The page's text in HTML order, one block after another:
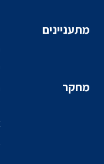
מתעניינים
מחקר